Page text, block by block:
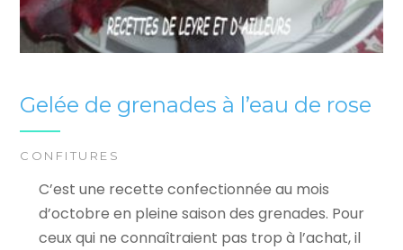
Gelée de grenades à l’eau de rose
CONFITURES
C’est une recette confectionnée au mois
d’octobre en pleine saison des grenades. Pour
ceux qui ne connaîtraient pas trop à l’achat, il